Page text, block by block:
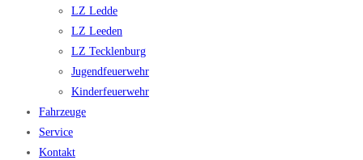
LZ Ledde
LZ Leeden
LZ Tecklenburg
Jugendfeuerwehr
Kinderfeuerwehr
Fahrzeuge
Service
Kontakt